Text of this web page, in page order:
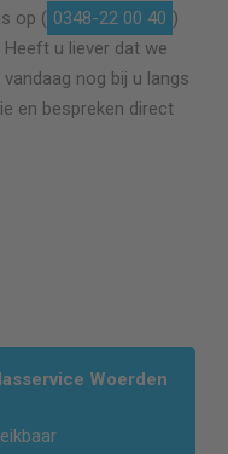
op ( 0348-22 00 40 )
u liever dat we
nog bij u langs
en bespreken direct
Woerden